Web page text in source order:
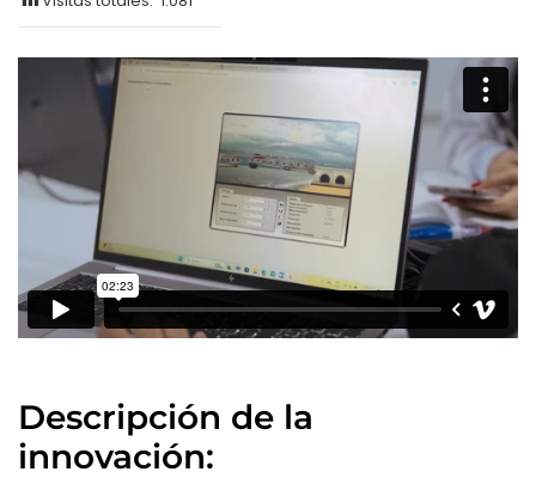
Descripción de la
innovación: